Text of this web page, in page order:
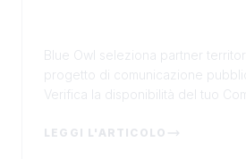
digitale in Sicilia
Blue Owl seleziona partner
progetto di comunicazione
Verifica la disponibilità del tuo
LEGGI L'ARTICOLO